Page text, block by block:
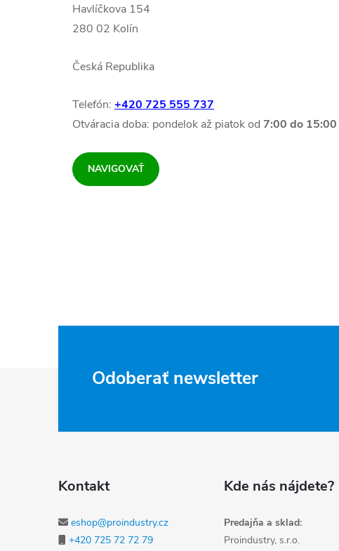
Havlíčkova 154
280 02 Kolín
Česká Republika
Telefón: +420 725 555 737
Otváracia doba: pondelok až piatok od 7:00 do
NAVIGOVAŤ
Odoberať newsletter
Kontakt
eshop@proindustry.cz
+420 725 72 72 79
Kde nás nájdete?
Predajňa a sklad:
Proindustry, s.r.o.